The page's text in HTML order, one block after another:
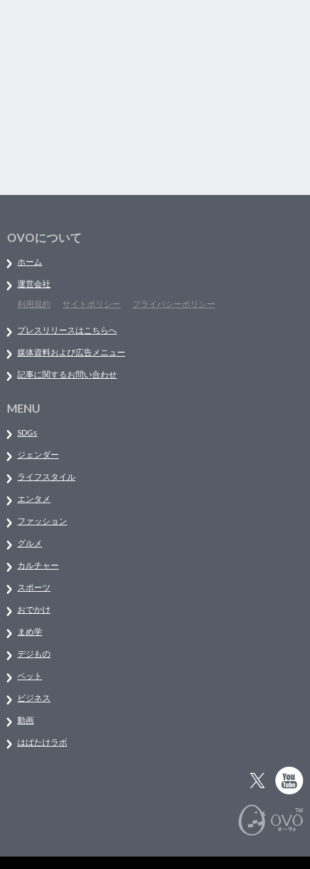
OVOについて
ホーム
運営会社
利用規約
サイトポリシー プライバシーポリシー
プレスリリースはこちらへ
媒体資料および広告メニュー
記事に関するお問い合わせ
MENU
SDGs
ジェンダー
ライフスタイル
エンタメ
ファッション
グルメ
カルチャー
スポーツ
おでかけ
まめ学
デジもの
ペット
ビジネス
動画
はばたけラボ